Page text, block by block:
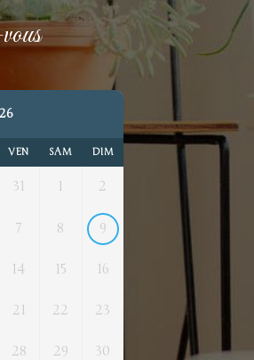
VEN SAM DIM
31 1 2
7 8 9
14 15 16
21 22 23
28 29 30